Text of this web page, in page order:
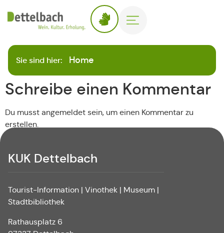
Sie sind hier: Home
Schreibe einen Kommentar
Du musst angemeldet sein, um einen Kommentar zu
erstellen.
KUK Dettelbach
Tourist-Information | Vinothek | Museum |
Stadtbibliothek
Rathausplatz 6